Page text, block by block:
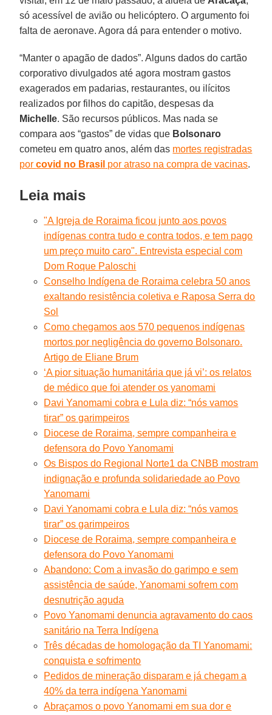
só acessível de avião ou helicóptero. O argumento foi
falta de aeronave. Agora dá para entender o motivo.
“Manter o apagão de dados”. Alguns dados do cartão
corporativo divulgados até agora mostram gastos
exagerados em padarias, restaurantes, ou ilícitos
realizados por filhos do capitão, despesas da
Michelle. São recursos públicos. Mas nada se
compara aos “gastos” de vidas que Bolsonaro
cometeu em quatro anos, além das mortes registradas
porcovid no Brasil por atraso na compra de vacinas.
Leia mais
"A Igreja de Roraima ficou junto aos povos
indígenas contra tudo e contra todos, e tem pago
um preço muito caro". Entrevista especial com
Dom Roque Paloschi
Conselho Indígena de Roraima celebra 50 anos
exaltando resistência coletiva e Raposa Serra do
Sol
Como chegamos aos 570 pequenos indígenas
mortos por negligência do governo Bolsonaro.
Artigo de Eliane Brum
‘A pior situação humanitária que já vi’: os relatos
de médico que foi atender os yanomami
Davi Yanomami cobra e Lula diz: “nós vamos
tirar” os garimpeiros
Diocese de Roraima, sempre companheira e
defensora do Povo Yanomami
Os Bispos do Regional Norte1 da CNBB mostram
indignação e profunda solidariedade ao Povo
Yanomami
Davi Yanomami cobra e Lula diz: “nós vamos
tirar” os garimpeiros
Diocese de Roraima, sempre companheira e
defensora do Povo Yanomami
Abandono: Com a invasão do garimpo e sem
assistência de saúde, Yanomami sofrem com
desnutrição aguda
Povo Yanomami denuncia agravamento do caos
sanitário na Terra Indígena
Três décadas de homologação da TI Yanomami:
conquista e sofrimento
Pedidos de mineração disparam e já chegam a
40% da terra indígena Yanomami
Abraçamos o povo Yanomami em sua dor e